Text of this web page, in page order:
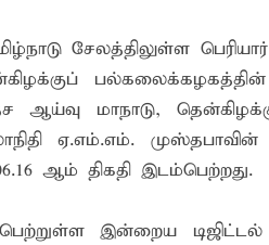
5 புலமைப்பரிசில் பரீட்சைக்கு
சேலத்திலுள்ள
ஆய்வு மாநாடு,
ஏ.எம்.எம்.
ஆம் திகதி இடம்பெற்றது.
இன்றைய